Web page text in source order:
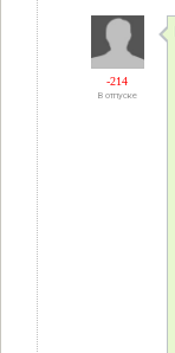
-214
В отпуске